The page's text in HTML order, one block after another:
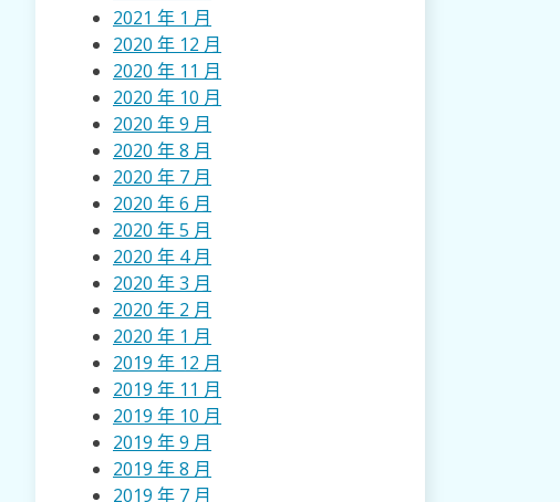
2021 年 1 月
2020 年 12 月
2020 年 11 月
2020 年 10 月
2020 年 9 月
2020 年 8 月
2020 年 7 月
2020 年 6 月
2020 年 5 月
2020 年 4 月
2020 年 3 月
2020 年 2 月
2020 年 1 月
2019 年 12 月
2019 年 11 月
2019 年 10 月
2019 年 9 月
2019 年 8 月
2019 年 7 月